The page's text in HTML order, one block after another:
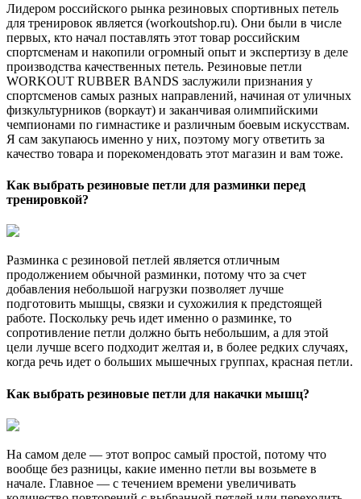
Лидером российского рынка резиновых спортивных петель
для тренировок является (workoutshop.ru). Они были в числе
первых, кто начал поставлять этот товар российским
спортсменам и накопили огромный опыт и экспертизу в деле
производства качественных петель. Резиновые петли
WORKOUT RUBBER BANDS заслужили признания у
спортсменов самых разных направлений, начиная от уличных
физкультурников (воркаут) и заканчивая олимпийскими
чемпионами по гимнастике и различным боевым искусствам.
Я сам закупаюсь именно у них, поэтому могу ответить за
качество товара и порекомендовать этот магазин и вам тоже.
Как выбрать резиновые петли для разминки перед
тренировкой?
Разминка с резиновой петлей является отличным
продолжением обычной разминки, потому что за счет
добавления небольшой нагрузки позволяет лучше
подготовить мышцы, связки и сухожилия к предстоящей
работе. Поскольку речь идет именно о разминке, то
сопротивление петли должно быть небольшим, а для этой
цели лучше всего подходит желтая и, в более редких случаях,
когда речь идет о больших мышечных группах, красная петли.
Как выбрать резиновые петли для накачки мышц?
На самом деле — этот вопрос самый простой, потому что
вообще без разницы, какие именно петли вы возьмете в
начале. Главное — с течением времени увеличивать